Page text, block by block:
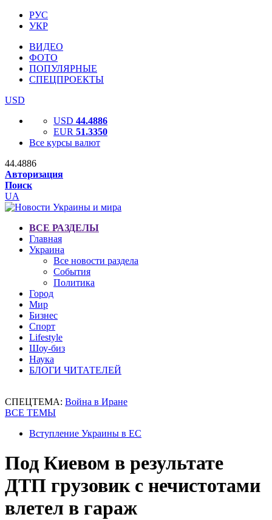
РУС
УКР
ВИДЕО
ФОТО
ПОПУЛЯРНЫЕ
СПЕЦПРОЕКТЫ
USD
USD 44.4886
EUR 51.3350
Все курсы валют
44.4886
Авторизация
Поиск
UA
ВСЕ РАЗДЕЛЫ
Главная
Украина
Все новости раздела
События
Политика
Город
Мир
Бизнес
Спорт
Lifestyle
Шоу-биз
Наука
БЛОГИ ЧИТАТЕЛЕЙ
СПЕЦТЕМА: Война в Иране
ВСЕ ТЕМЫ
Вступление Украины в ЕС
Под Киевом в результате
ДТП грузовик с нечистотами
влетел в гараж